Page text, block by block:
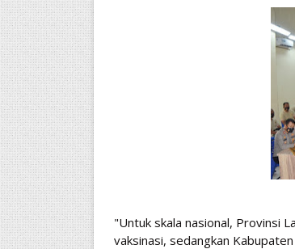
"Untuk skala nasional, Provinsi
vaksinasi, sedangkan